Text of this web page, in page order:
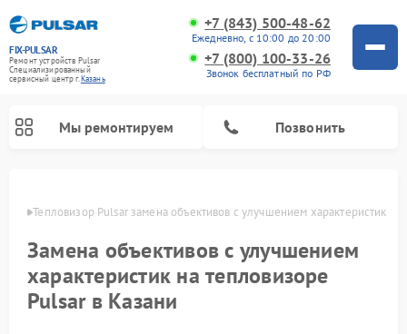
FIX-PULSAR
Ремонт устройств Pulsar
Специализированный
cервисный центр г.Казань
+7 (843) 500-48-62
Ежедневно, с 10:00 до 20:00
+7 (800) 100-33-26
Звонок бесплатный по РФ
Мы ремонтируем Позвонить
Тепловизор Pulsar замена объективов с улучшением характеристик
Замена объективов с улучшением
характеристик на тепловизоре
Pulsar в Казани